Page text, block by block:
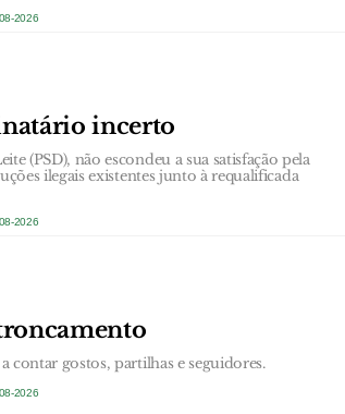
2026
incerto
(PSD), não escondeu a sua satisfação pela
ilegais existentes junto à requalificada
2026
gostos, partilhas e seguidores.
2026